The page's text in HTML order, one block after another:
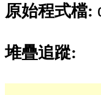
原始程式檔:
堆疊追蹤: